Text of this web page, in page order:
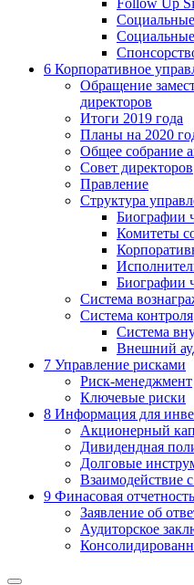
Follow Up
6 Корпоративное
Обращение
директоров
Итоги 2019 года
Планы на 2020
Общее собрание
Совет директоров
Правление
Структура
Биографии
Комитеты
Биографии
Система
Система контроля
Система
Внешний
7 Управление рисками
Риск-менеджмент
Ключевые риски
8 Информация для
Акционерный
Дивидендная
Долговые
Взаимодействие
9 Финасовая
Заявление об
Аудиторское